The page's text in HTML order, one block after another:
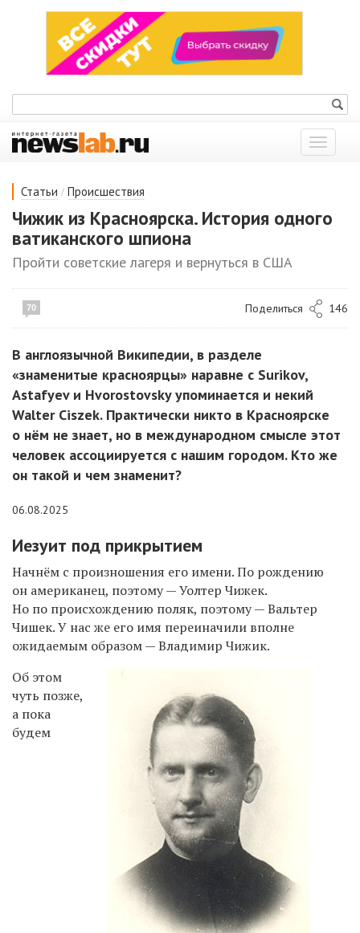
Показать
меню
Статьи / Происшествия
Чижик из Красноярска. История одного
ватиканского шпиона
Пройти советские лагеря и вернуться в США
70 Поделиться 146
В англоязычной Википедии, в разделе
«знаменитые красноярцы» наравне с Surikov,
Astafyev и Hvorostovsky упоминается и некий
Walter Ciszek. Практически никто в Красноярске
о нём не знает, но в международном смысле этот
человек ассоциируется с нашим городом. Кто же
он такой и чем знаменит?
06.08.2025
Иезуит под прикрытием
Начнём с произношения его имени. По рождению
он американец, поэтому — Уолтер Чижек.
Но по происхождению поляк, поэтому — Вальтер
Чишек. У нас же его имя переиначили вполне
ожидаемым образом — Владимир Чижик.
Об этом
чуть позже,
а пока
будем